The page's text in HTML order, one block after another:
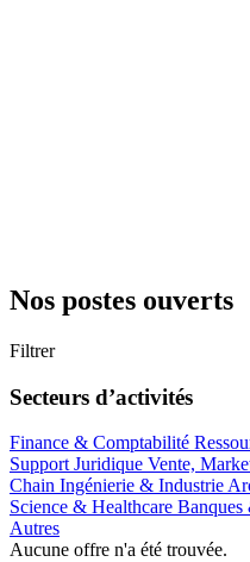
Nos postes ouverts
Filtrer
Secteurs d’activités
Finance & Comptabilité
SupportJuridique Vente,
Chain Ingénierie & Industrie
Science & Healthcare Banques
Autres
Aucune offre n'a été trouvée.